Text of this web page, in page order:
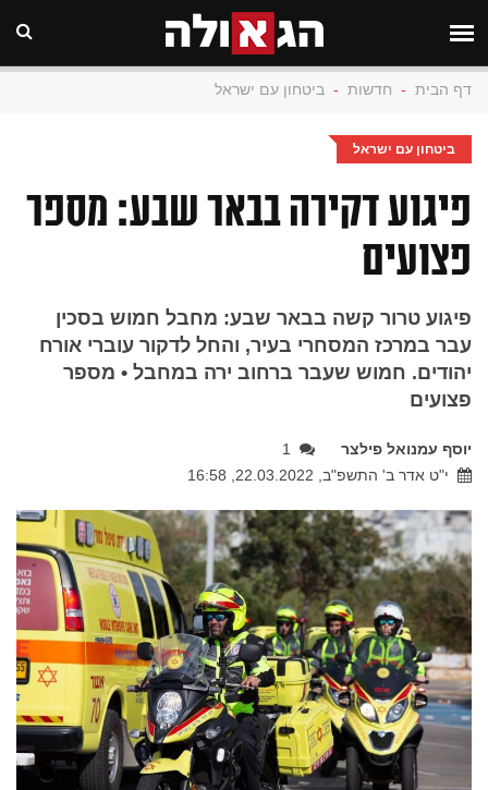
דף הבית - חדשות - ביטחון עם ישראל
ביטחון עם ישראל
פיגוע דקירה בבאר שבע: מספר
פצועים
פיגוע טרור קשה בבאר שבע: מחבל חמוש בסכין
עבר במרכז המסחרי בעיר, והחל לדקור עוברי אורח
יהודים. חמוש שעבר ברחוב ירה במחבל • מספר
פצועים
יוסף עמנואל פילצר
1
י"ט אדר ב' התשפ"ב, 22.03.2022, 16:58